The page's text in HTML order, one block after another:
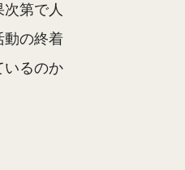
第で人
動の終着
いるのか